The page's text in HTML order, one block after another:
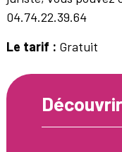
04.74.22.39.64
Le tarif : Gratuit